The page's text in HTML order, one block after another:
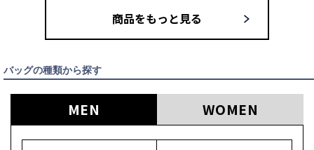
商品をもっと見る
バッグの種類から探す
MEN WOMEN